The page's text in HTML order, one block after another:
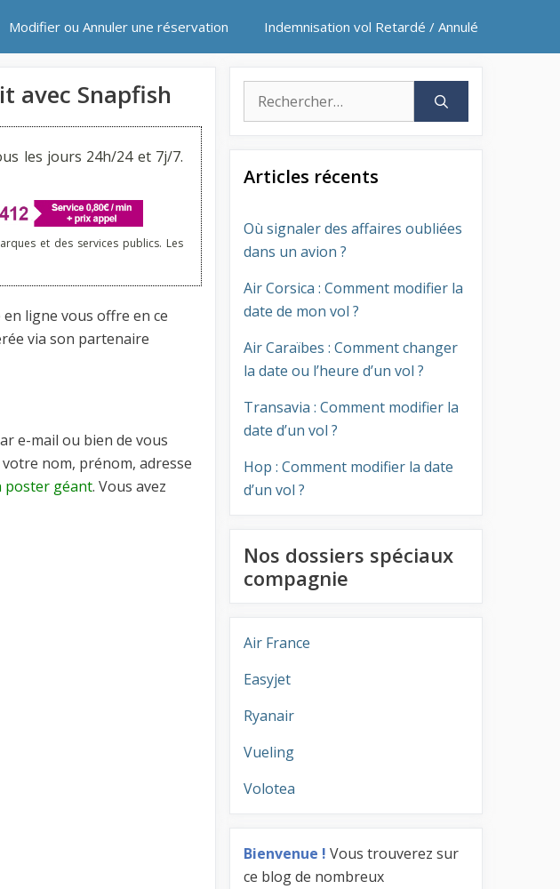
Modifier ou Annuler une réservation Indemnisation vol Retardé / Annulé
avec Snapfish
les jours 24h/24 et 7j/7.
et des services publics. Les
en ligne vous offre en ce
via son partenaire
e-mail ou bien de vous
nom, prénom, adresse
poster géant. Vous avez
Rechercher :
Articles récents
Où signaler des affaires oubliées
dans un avion ?
Air Corsica : Comment modifier la
date de mon vol ?
Air Caraïbes : Comment changer
la date ou l’heure d’un vol ?
Transavia : Comment modifier la
date d’un vol ?
Hop : Comment modifier la date
d’un vol ?
Nos dossiers spéciaux
compagnie
Air France
Easyjet
Ryanair
Vueling
Volotea
Bienvenue ! Vous trouverez sur
ce blog de nombreux